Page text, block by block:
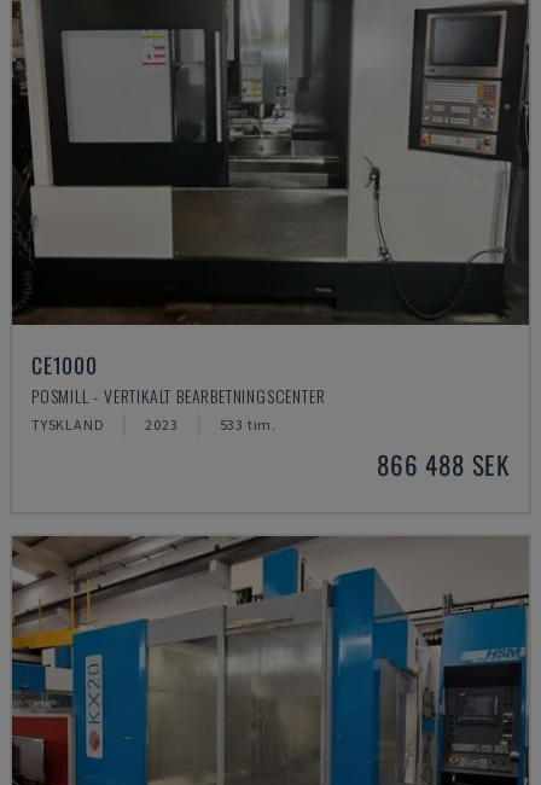
CE1000
POSMILL - VERTIKALT BEARBETNINGSCENTER
TYSKLAND 2023 533 tim.
866 488 SEK